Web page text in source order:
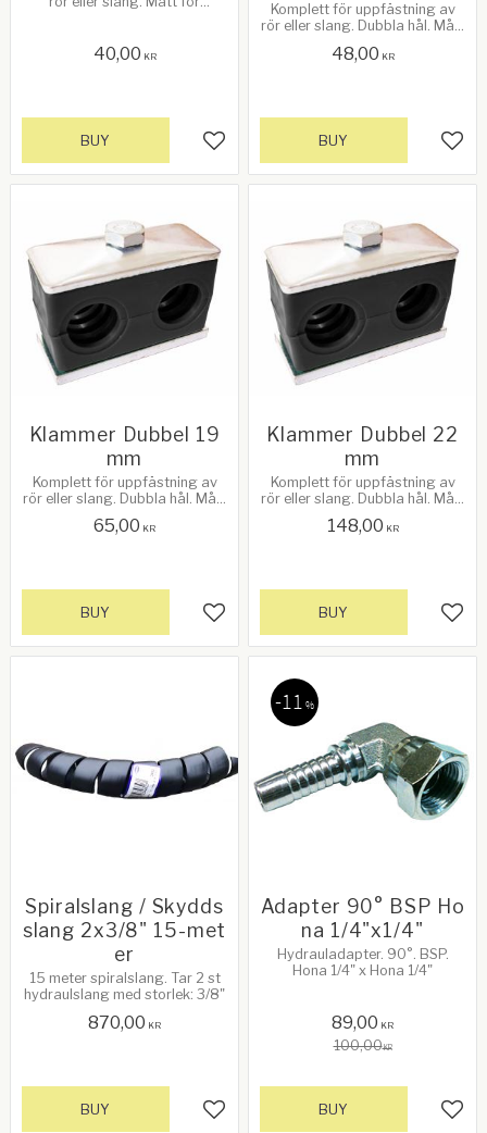
40mm. M6 skruvar
40,00 KR
Add to favorites
BUY
Komplett för uppfästning av
rör eller slang. Dubbla hål. Mått
48,00 KR
BUY
Klammer Dubbel 19
mm
Komplett för uppfästning av
rör eller slang. Dubbla hål. Mått
65,00 KR
Add to favorites
BUY
Klammer Dubbel 22
mm
Komplett för uppfästning av
rör eller slang. Dubbla hål. Mått
148,00 KR
BUY
Spiralslang / Skydds
slang 2x3/8" 15-met
er
15 meter spiralslang. Tar 2 st
hydraulslang med storlek: 3/8"
870,00 KR
Add to favorites
BUY
Adapter 90° BSP Ho
na 1/4"x1/4"
Hydrauladapter. 90°. BSP.
Hona 1/4" x Hona 1/4"
89,00 KR
100,00KR
11 %
BUY